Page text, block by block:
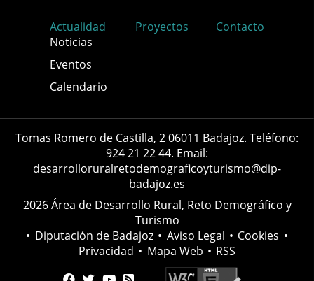
Actualidad
Noticias
Eventos
Calendario
Proyectos Contacto
Tomas Romero de Castilla, 2 06011 Badajoz. Teléfono:
924 21 22 44. Email:
desarrolloruralretodemograficoyturismo@dip-
badajoz.es
2026 Área de Desarrollo Rural, Reto Demográfico y
Turismo
• Diputación de Badajoz • Aviso Legal • Cookies •
Privacidad • Mapa Web • RSS